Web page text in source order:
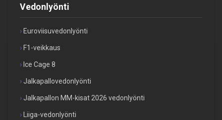
Vedonlyönti
Euroviisuvedonlyönti
F1-veikkaus
Ice Cage 8
Jalkapallovedonlyönti
Jalkapallon MM-kisat 2026 vedonlyönti
Liiga-vedonlyönti